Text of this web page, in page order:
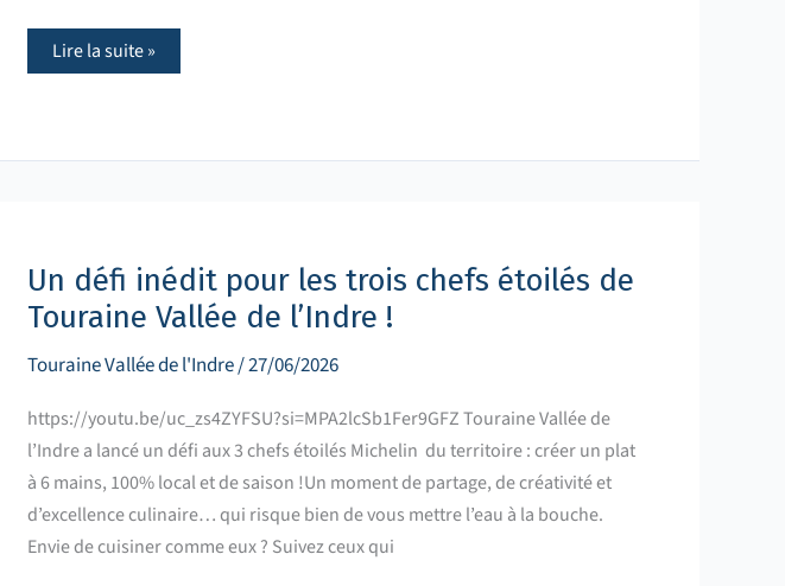
Lire la suite »
Un défi inédit pour les trois chefs étoilés de
Touraine Vallée de l’Indre !
Touraine Vallée de l'Indre/27/06/2026
https://youtu.be/uc_zs4ZYFSU?si=MPA2lcSb1Fer9GFZ Touraine Vallée de
l’Indre a lancé un défi aux 3 chefs étoilés Michelin du territoire : créer un plat
à 6 mains, 100% local et de saison !Un moment de partage, de créativité et
d’excellence culinaire… qui risque bien de vous mettre l’eau à la bouche.
Envie de cuisiner comme eux ? Suivez ceux qui
pour
les
trois
chefs
de
Touraine
de
l’Indre
!